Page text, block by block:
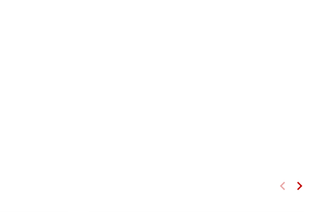
keyboard_arrow_left keyboard_arrow_right